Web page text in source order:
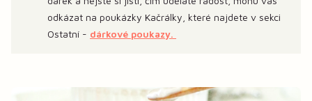
odkázat na poukázky Kačrálky, které najdete v sekci
Ostatní - dárkové poukazy.